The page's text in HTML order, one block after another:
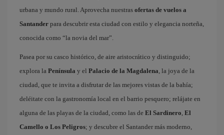
urbana y mundo rural. Aprovecha nuestras ofertas de vuelos a
Santander para descubrir esta ciudad con estilo y elegancia norteña,
conocida como “la novia del mar”.
Pasea por su casco histórico, de aire aristocrático y distinguido;
explora la Península y el Palacio de la Magdalena, la joya de la
ciudad, que te invita a disfrutar de las mejores vistas de la bahía;
deléitate con la gastronomía local en el barrio pesquero; relájate en
alguna de las playas de la ciudad, como las de El Sardinero, El
Camello o Los Peligros; y descubre el Santander más moderno,